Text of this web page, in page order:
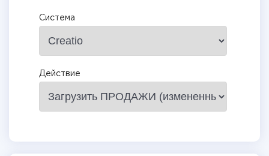
Система
Действие